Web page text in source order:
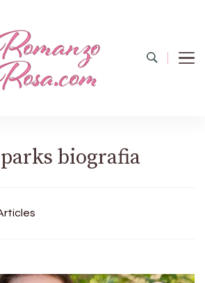
biografia